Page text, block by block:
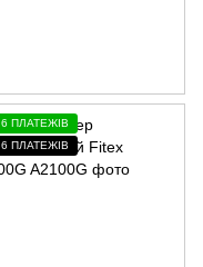
6 ПЛАТЕЖІВ
6 ПЛАТЕЖІВ